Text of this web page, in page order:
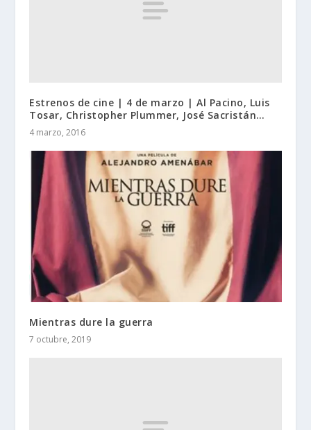
Estrenos de cine | 4 de marzo | Al Pacino, Luis
Tosar, Christopher Plummer, José Sacristán…
4 marzo, 2016
Mientras dure la guerra
7 octubre, 2019